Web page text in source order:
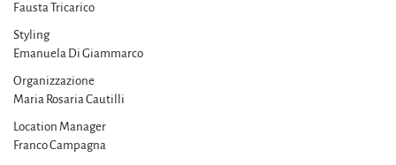
Fausta Tricarico
Styling
Emanuela Di Giammarco
Organizzazione
Maria Rosaria Cautilli
Location Manager
Franco Campagna